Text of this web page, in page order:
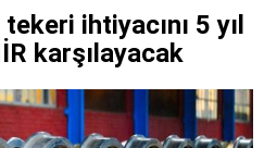
ihtiyacını 5 yıl
karşılayacak